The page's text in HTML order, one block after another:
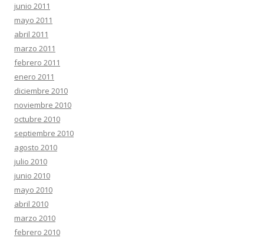
junio 2011
mayo 2011
abril 2011
marzo 2011
febrero 2011
enero 2011
diciembre 2010
noviembre 2010
octubre 2010
septiembre 2010
agosto 2010
julio 2010
junio 2010
mayo 2010
abril 2010
marzo 2010
febrero 2010